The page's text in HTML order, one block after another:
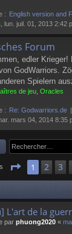
: English version and
, lun. juil. 01, 2013 2:42
Forum
edler
GodWarriors.
Spielern
de jeu Oracles
: Re: Godwarriors.de
mars 04, 2014 8:35
Page 1sur
1 2 3
L'art de la
par phuong2020 «